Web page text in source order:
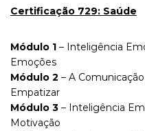
Certificação 729: Saúde
Módulo 1 – Inteligência
Emoções
Módulo 2 – A
Empatizar
Módulo 3 – Inteligência
Motivação